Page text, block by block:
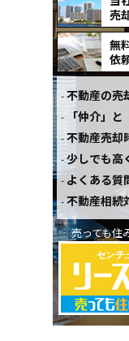
売
無
依
不動産の売
「仲介」
不動産売却
少しでも高
よくある質
不動産相続
売っても住